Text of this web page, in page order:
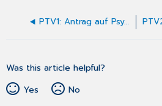
PTV1: Antrag auf Psychotherapie ausfüllen
Was this article helpful?
Yes
No